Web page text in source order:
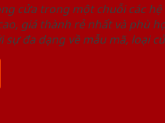
cửa trong một chuỗi các
giá thành rẻ nhất và phù
sự đa dạng về mẫu mã, loại